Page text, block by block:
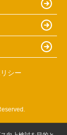
シー